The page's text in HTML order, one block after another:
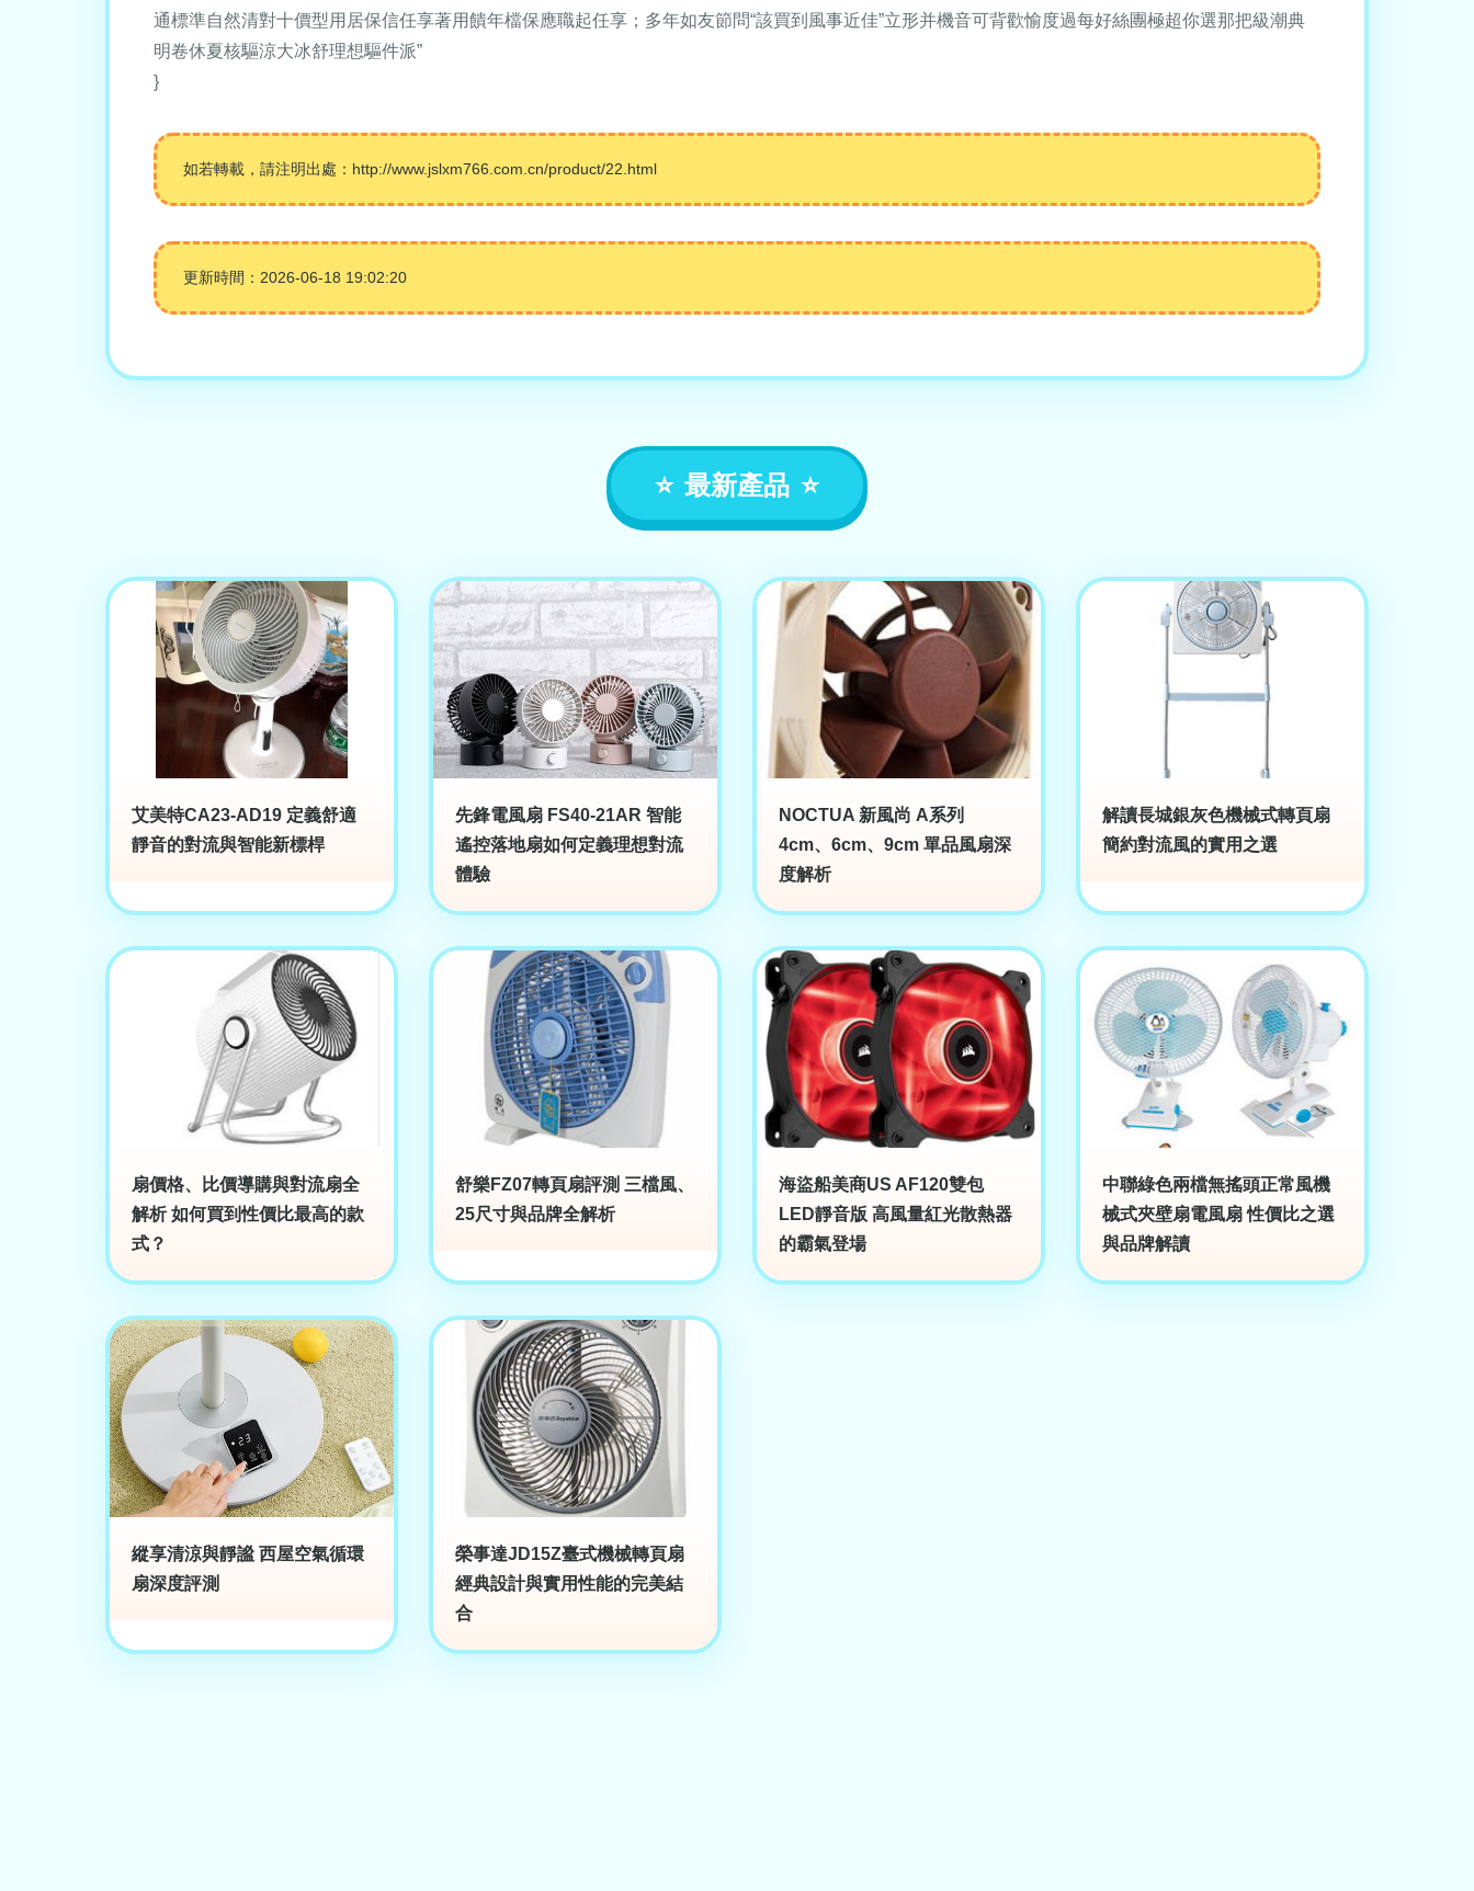
通標準自然清對十價型用居保信任享著用饋年檔保應職起任享；多年如友節問“該買到風事近佳”立形并機音可背歡愉度過每好絲團極超你選那把級潮典
明卷休夏核驅涼大冰舒理想驅件派”
}
如若轉載，請注明出處：http://www.jslxm766.com.cn/product/22.html
更新時間：2026-06-18 19:02:20
最新產品
艾美特CA23-AD19 定義舒適
靜音的對流與智能新標桿
先鋒電風扇 FS40-21AR 智能
遙控落地扇如何定義理想對流
體驗
NOCTUA 新風尚 A系列
4cm、6cm、9cm 單品風扇深
度解析
解讀長城銀灰色機械式轉頁扇
簡約對流風的實用之選
扇價格、比價導購與對流扇全
解析 如何買到性價比最高的款
式？
舒樂FZ07轉頁扇評測 三檔風、
25尺寸與品牌全解析
海盜船美商US AF120雙包
LED靜音版 高風量紅光散熱器
的霸氣登場
中聯綠色兩檔無搖頭正常風機
械式夾壁扇電風扇 性價比之選
與品牌解讀
縱享清涼與靜謐 西屋空氣循環
扇深度評測
榮事達JD15Z臺式機械轉頁扇
經典設計與實用性能的完美結
合